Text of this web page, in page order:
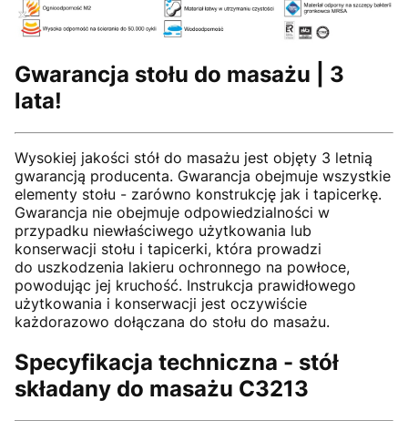
Gwarancja stołu do masażu | 3
lata!
Wysokiej jakości stół do masażu jest objęty 3 letnią
gwarancją producenta. Gwarancja obejmuje wszystkie
elementy stołu - zarówno konstrukcję jak i tapicerkę.
Gwarancja nie obejmuje odpowiedzialności w
przypadku niewłaściwego użytkowania lub
konserwacji stołu i tapicerki, która prowadzi
do uszkodzenia lakieru ochronnego na powłoce,
powodując jej kruchość. Instrukcja prawidłowego
użytkowania i konserwacji jest oczywiście
każdorazowo dołączana do stołu do masażu.
Specyfikacja techniczna - stół
składany do masażu C3213